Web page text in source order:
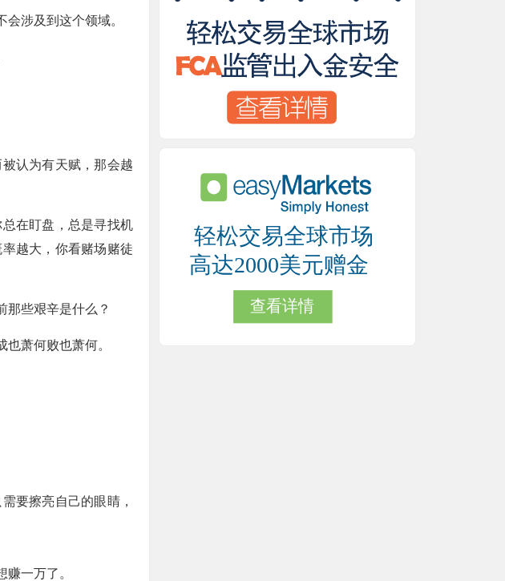
涉及到这个领域。
认为有天赋，那会越
在盯盘，总是寻找机
越大，你看赌场赌徒
那些艰辛是什么？
萧何败也萧何。
要擦亮自己的眼睛，
一万了。